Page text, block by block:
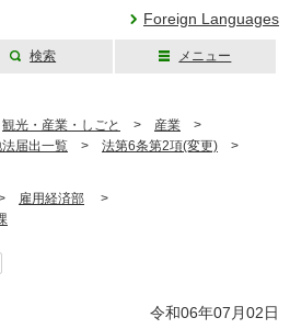
Foreign Languages
検索 メニュー
観光・産業・しごと > 産業 >
届出一覧 > 法第6条第2項(変更) >
雇用経済部 >
令和06年07月02日